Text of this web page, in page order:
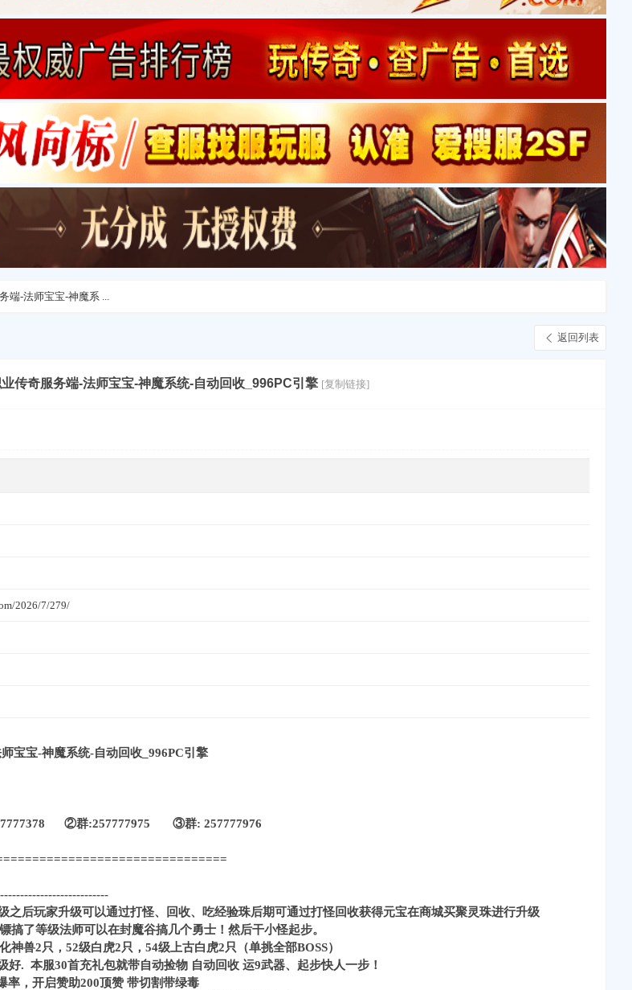
端-法师宝宝-神魔系 ...
返回列表
传奇服务端-法师宝宝-神魔系统-自动回收_996PC引擎 [复制链接]
2026/7/279/
宝宝-神魔系统-自动回收_996PC引擎
②群:257777975 ③群: 257777976
之后玩家升级可以通过打怪、回收、吃经验珠后期可通过打怪回收获得元宝在商城买聚灵珠进行升级
搞了等级法师可以在封魔谷搞几个勇士！然后干小怪起步。
神兽2只，52级白虎2只，54级上古白虎2只（单挑全部BOSS）
. 本服30首充礼包就带自动捡物 自动回收 运9武器、起步快人一步！
率，开启赞助200顶赞 带切割带绿毒